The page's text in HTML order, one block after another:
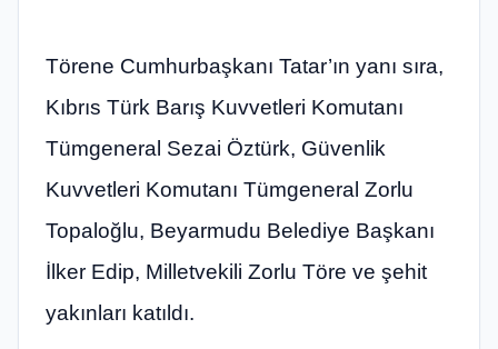
Törene Cumhurbaşkanı Tatar’ın yanı sıra,
Kıbrıs Türk Barış Kuvvetleri Komutanı
Tümgeneral Sezai Öztürk, Güvenlik
Kuvvetleri Komutanı Tümgeneral Zorlu
Topaloğlu, Beyarmudu Belediye Başkanı
İlker Edip, Milletvekili Zorlu Töre ve şehit
yakınları katıldı.